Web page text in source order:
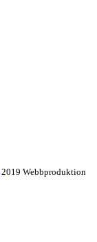
2019 Webbproduktion